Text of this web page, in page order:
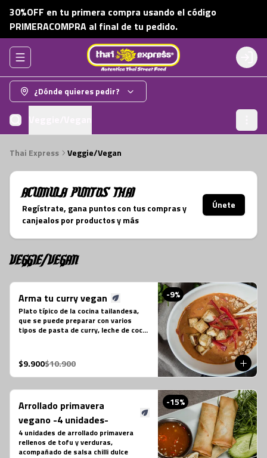
30%OFF en tu primera compra usando el código
PRIMERACOMPRA al final de tu pedido.
Abrir menu de navegación Login
¿Dónde quieres pedir?
Thai Express Veggie/Vegan
AcumulaPuntos Thai
Regístrate, gana puntos con tus compras y
canjealos por productos y más
Únete
Veggie/Vegan
-9%
Arma tu curry vegan
Plato típico de la cocina tailandesa,
que se puede preparar con varios
tipos de pasta de curry, leche de coco
Estos son los ingredientes que
acompañas los distintos currys que
puedes seleccionar:
-Amarillo: Zanahoria, repollo y cebollín
-Panang: Maní y pimentón rojo
-Rojo: Cebolla morada, albahaca
fresca, jugo de piña y tomate
-Verde: Berenjenas, cebolla morada y
albahaca fresca
$9.900$10.900
-15%
Arrollado primavera
vegano -4 unidades-
4 unidades de arrollado primavera
rellenos de tofu y verduras,
acompañado de salsa chilli dulce